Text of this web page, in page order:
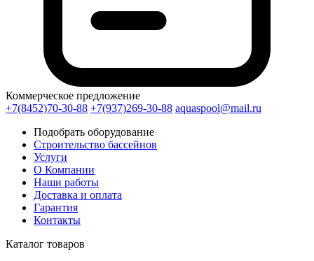
Коммерческое предложение
+7(8452)70-30-88 +7(937)269-30-88 aquaspool@mail.ru
Подобрать оборудование
Строительство бассейнов
Услуги
О Компании
Наши работы
Доставка и оплата
Гарантия
Контакты
Каталог товаров